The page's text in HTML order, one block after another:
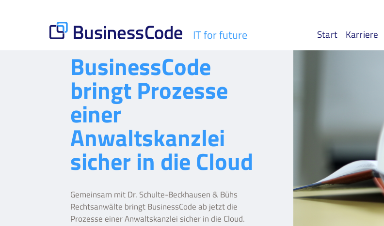
IT for future Start Karriere
BusinessCode
bringt Prozesse
einer
Anwaltskanzlei
sicher in die Cloud
Gemeinsam mit Dr. Schulte-Beckhausen & Bühs
Rechtsanwälte bringt BusinessCode ab jetzt die
Prozesse einer Anwaltskanzlei sicher in die Cloud.